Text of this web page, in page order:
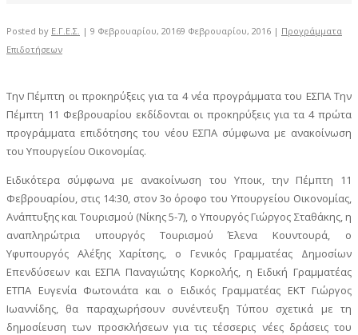
Posted by Ε.Γ.Ε.Σ. | 9 Φεβρουαρίου, 20169 Φεβρουαρίου, 2016 | Προγράμματα
Επιδοτήσεων
Την Πέμπτη οι προκηρύξεις για τα 4 νέα προγράμματα του ΕΣΠΑ Την
Πέμπτη 11 Φεβρουαρίου εκδίδονται οι προκηρύξεις για τα 4 πρώτα
προγράμματα επιδότησης του νέου ΕΣΠΑ σύμφωνα με ανακοίνωση
του Υπουργείου Οικονομίας.
Ειδικότερα σύμφωνα με ανακοίνωση του Υποικ, την Πέμπτη 11
Φεβρουαρίου, στις 14:30, στον 3ο όροφο του Υπουργείου Οικονομίας,
Ανάπτυξης και Τουρισμού (Νίκης 5-7), ο Υπουργός Γιώργος Σταθάκης, η
αναπληρώτρια υπουργός Τουρισμού Έλενα Κουντουρά, ο
Υφυπουργός Αλέξης Χαρίτσης, ο Γενικός Γραμματέας Δημοσίων
Επενδύσεων και ΕΣΠΑ Παναγιώτης Κορκολής, η Ειδική Γραμματέας
ΕΤΠΑ Ευγενία Φωτονιάτα και ο Ειδικός Γραμματέας ΕΚΤ Γιώργος
Ιωαννίδης, θα παραχωρήσουν συνέντευξη Τύπου σχετικά με τη
δημοσίευση των προσκλήσεων για τις τέσσερις νέες δράσεις του